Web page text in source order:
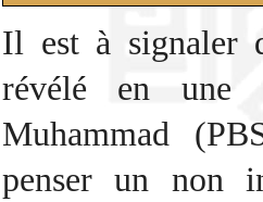
Il est à signaler
révélé en une
Muhammad
penser un non